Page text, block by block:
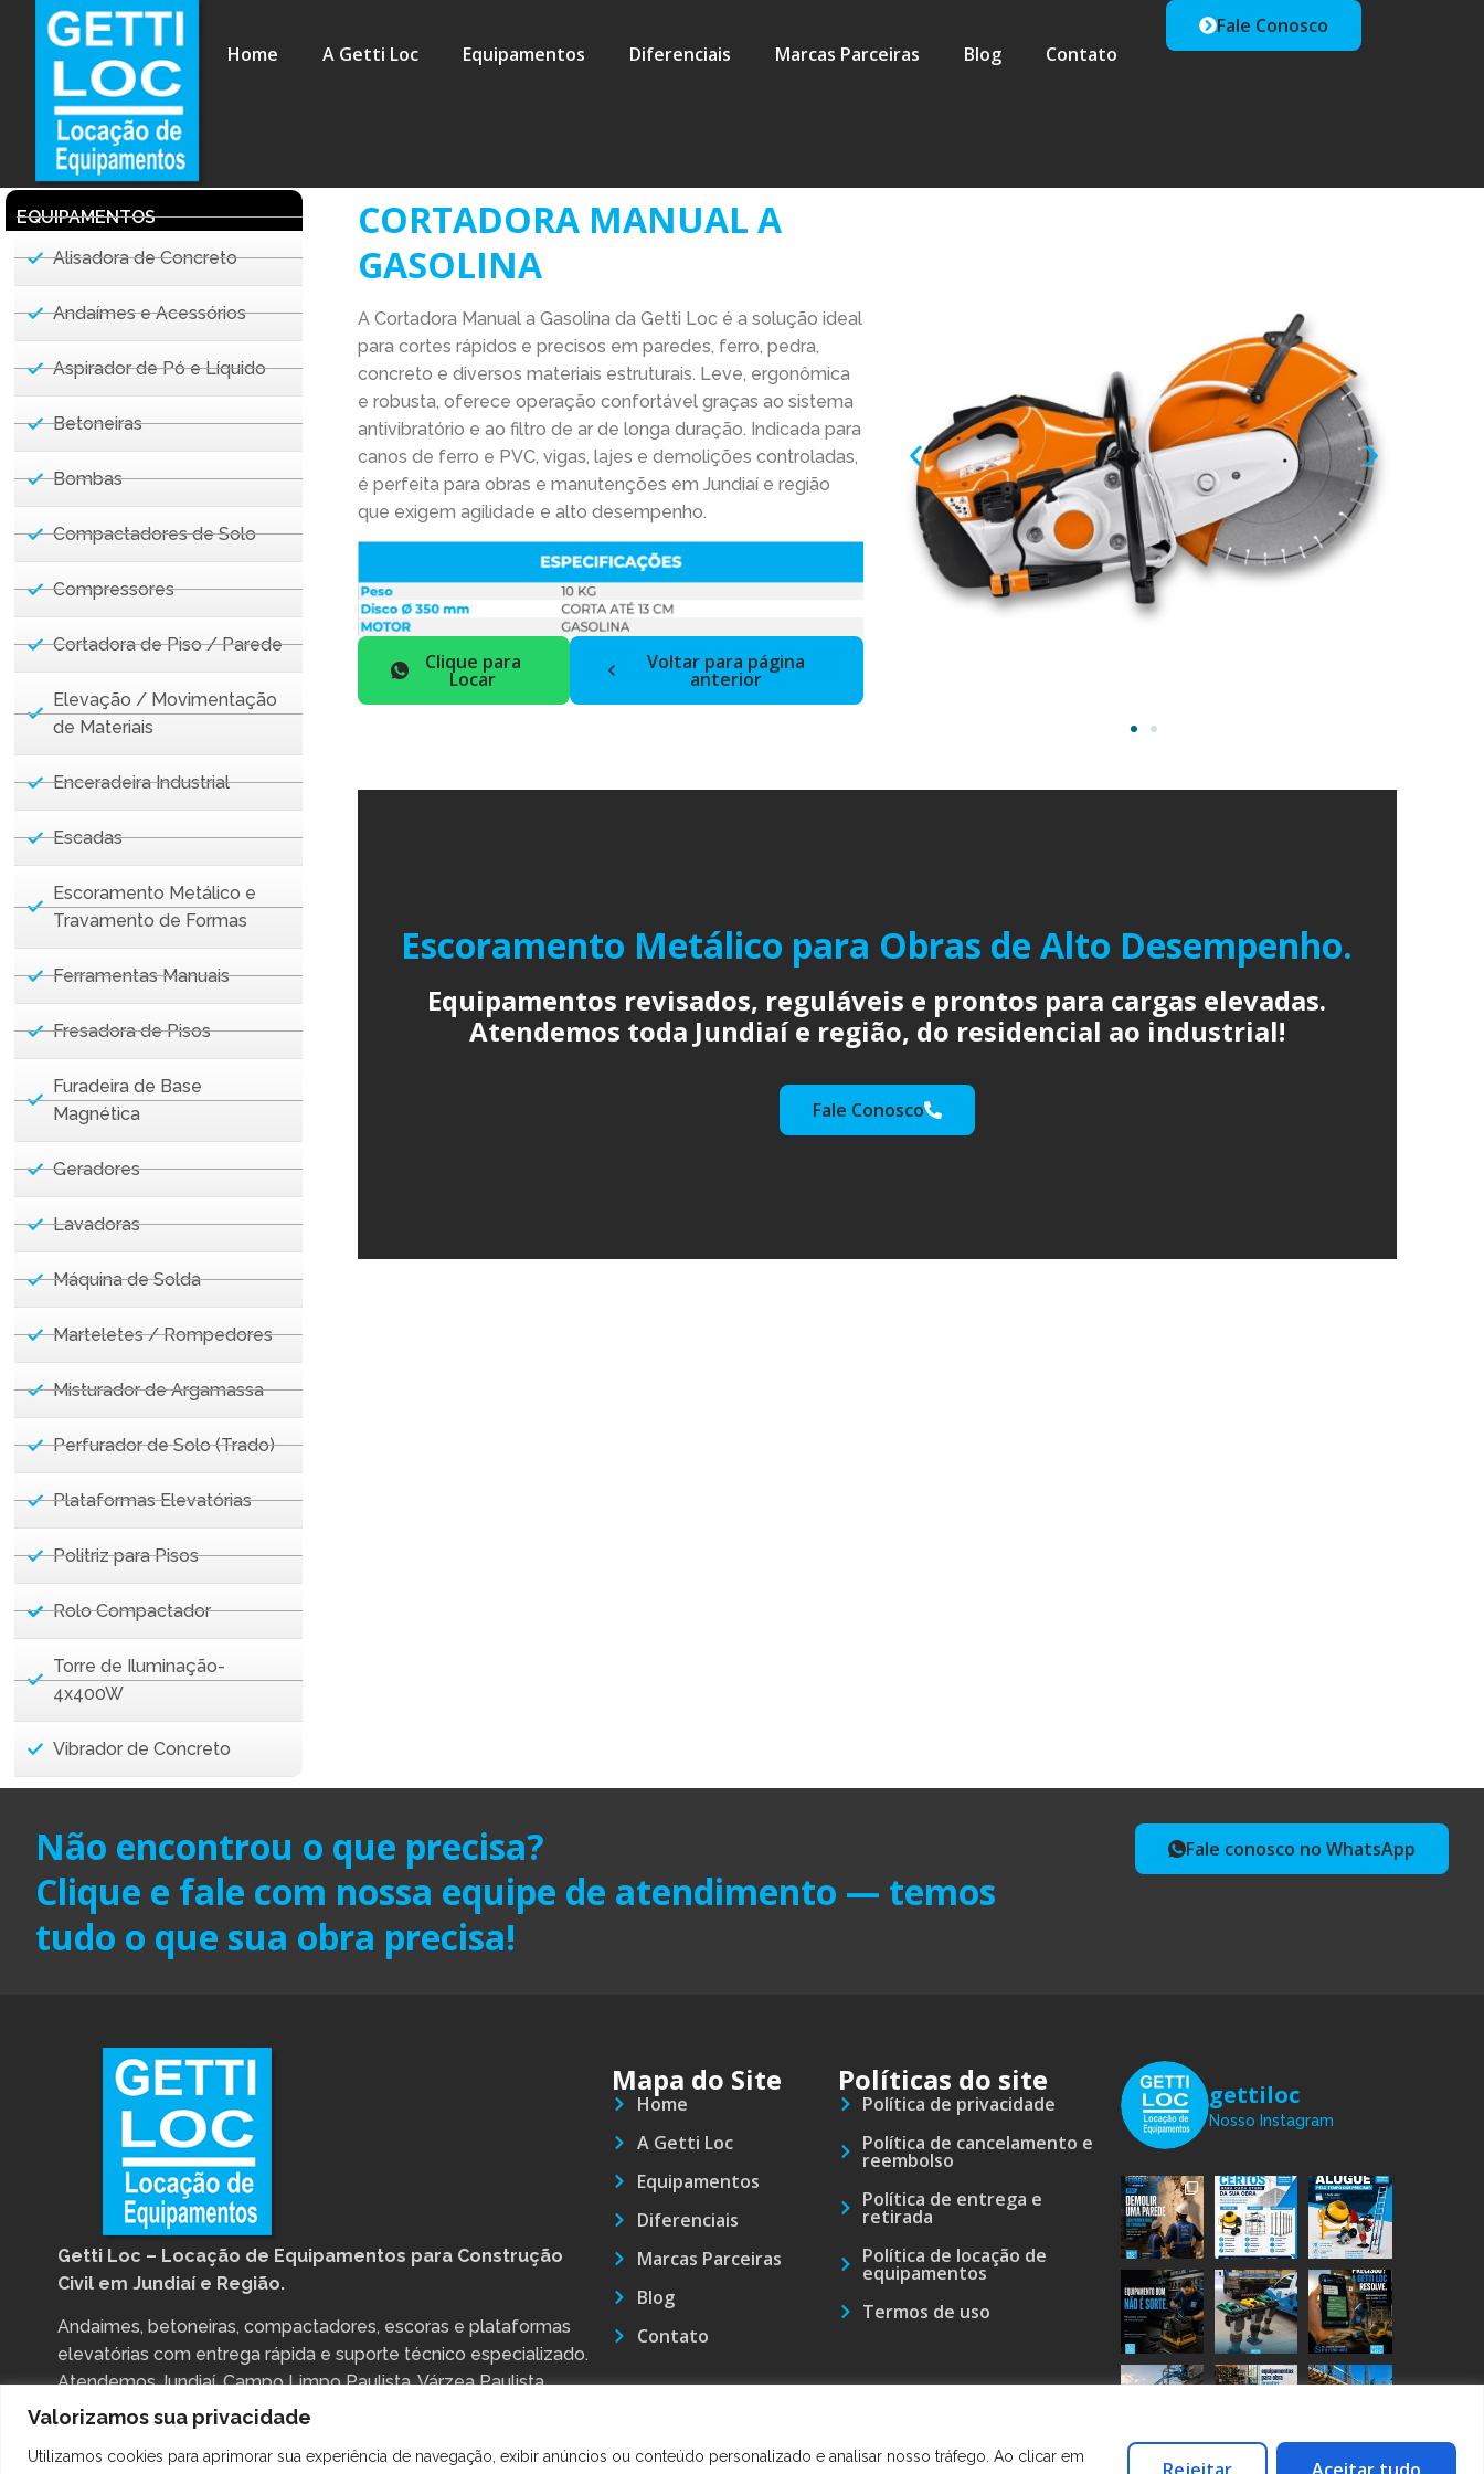
Valorizamos sua privacidade
Utilizamos cookies para aprimorar sua experiência de navegação, exibir anúncios ou conteúdo personalizado e analisar nosso tráfego. Ao clicar em
Rejeitar Aceitar tudo
Home A Getti Loc Equipamentos Diferenciais Marcas Parceiras Blog Contato
Fale Conosco
EQUIPAMENTOS
Alisadora de Concreto
Andaímes e Acessórios
Aspirador de Pó e Líquido
Betoneiras
Bombas
Compactadores de Solo
Compressores
Cortadora de Piso / Parede
Elevação / Movimentação
de Materiais
Enceradeira Industrial
Escadas
Escoramento Metálico e
Travamento de Formas
Ferramentas Manuais
Fresadora de Pisos
Furadeira de Base
Magnética
Geradores
Lavadoras
Máquina de Solda
Marteletes / Rompedores
Misturador de Argamassa
Perfurador de Solo (Trado)
Plataformas Elevatórias
Politriz para Pisos
Rolo Compactador
Torre de Iluminação-
4x400W
Vibrador de Concreto
CORTADORA MANUAL A
GASOLINA
A Cortadora Manual a Gasolina da Getti Loc é a solução ideal
para cortes rápidos e precisos em paredes, ferro, pedra,
concreto e diversos materiais estruturais. Leve, ergonômica
e robusta, oferece operação confortável graças ao sistema
antivibratório e ao filtro de ar de longa duração. Indicada para
canos de ferro e PVC, vigas, lajes e demolições controladas,
é perfeita para obras e manutenções em Jundiaí e região
que exigem agilidade e alto desempenho.
Clique para
Locar
Voltar para página
anterior
Escoramento Metálico para Obras de Alto Desempenho.
Equipamentos revisados, reguláveis e prontos para cargas elevadas.
Atendemos toda Jundiaí e região, do residencial ao industrial!
Fale Conosco
Não encontrou o que precisa?
Clique e fale com nossa equipe de atendimento — temos
tudo o que sua obra precisa!
Fale conosco no WhatsApp
Getti Loc – Locação de Equipamentos para Construção
Civil em Jundiaí e Região.
Andaimes, betoneiras, compactadores, escoras e plataformas
elevatórias com entrega rápida e suporte técnico especializado.
Atendemos Jundiaí, Campo Limpo Paulista, Várzea Paulista,
Louveira e região.
Mapa do Site
Home
A Getti Loc
Equipamentos
Diferenciais
Marcas Parceiras
Blog
Contato
Políticas do site
Política de privacidade
Política de cancelamento e
reembolso
Política de entrega e
retirada
Política de locação de
equipamentos
Termos de uso
gettiloc
Nosso Instagram